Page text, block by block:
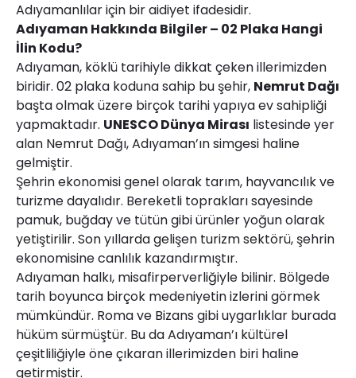
Adıyamanlılar için bir aidiyet ifadesidir.
Adıyaman Hakkında Bilgiler – 02 Plaka Hangi
İlin Kodu?
Adıyaman, köklü tarihiyle dikkat çeken illerimizden
biridir. 02 plaka koduna sahip bu şehir, Nemrut Dağı
başta olmak üzere birçok tarihi yapıya ev sahipliği
yapmaktadır. UNESCO Dünya Mirası listesinde yer
alan Nemrut Dağı, Adıyaman’ın simgesi haline
gelmiştir.
Şehrin ekonomisi genel olarak tarım, hayvancılık ve
turizme dayalıdır. Bereketli toprakları sayesinde
pamuk, buğday ve tütün gibi ürünler yoğun olarak
yetiştirilir. Son yıllarda gelişen turizm sektörü, şehrin
ekonomisine canlılık kazandırmıştır.
Adıyaman halkı, misafirperverliğiyle bilinir. Bölgede
tarih boyunca birçok medeniyetin izlerini görmek
mümkündür. Roma ve Bizans gibi uygarlıklar burada
hüküm sürmüştür. Bu da Adıyaman’ı kültürel
çeşitliliğiyle öne çıkaran illerimizden biri haline
getirmiştir.